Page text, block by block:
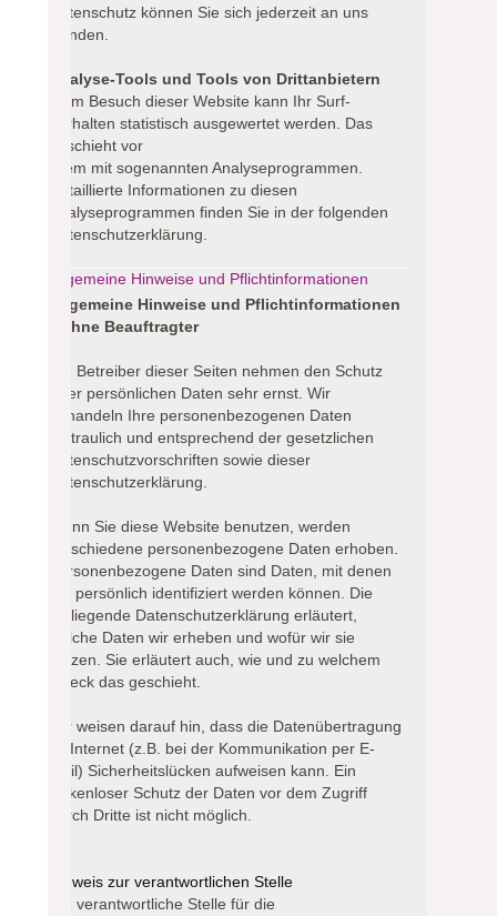
Datenschutz können Sie sich jederzeit an uns
wenden.
Analyse-Tools und Tools von Drittanbietern
Beim Besuch dieser Website kann Ihr Surf-
Verhalten statistisch ausgewertet werden. Das
geschieht vor
allem mit sogenannten Analyseprogrammen.
Detaillierte Informationen zu diesen
Analyseprogrammen finden Sie in der folgenden
Datenschutzerklärung.
Allgemeine Hinweise und Pflichtinformationen
Allgemeine Hinweise und Pflichtinformationen
- Ohne Beauftragter
Die Betreiber dieser Seiten nehmen den Schutz
Ihrer persönlichen Daten sehr ernst. Wir
behandeln Ihre personenbezogenen Daten
vertraulich und entsprechend der gesetzlichen
Datenschutzvorschriften sowie dieser
Datenschutzerklärung.
Wenn Sie diese Website benutzen, werden
verschiedene personenbezogene Daten erhoben.
Personenbezogene Daten sind Daten, mit denen
Sie persönlich identifiziert werden können. Die
vorliegende Datenschutzerklärung erläutert,
welche Daten wir erheben und wofür wir sie
nutzen. Sie erläutert auch, wie und zu welchem
Zweck das geschieht.
Wir weisen darauf hin, dass die Datenübertragung
im Internet (z.B. bei der Kommunikation per E-
Mail) Sicherheitslücken aufweisen kann. Ein
lückenloser Schutz der Daten vor dem Zugriff
durch Dritte ist nicht möglich.
Hinweis zur verantwortlichen Stelle
Die verantwortliche Stelle für die